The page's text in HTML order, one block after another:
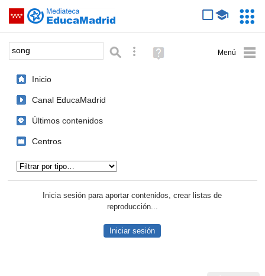
Saltar navegación
Palabra o frase: Búsqueda avanzada
Ayuda
(en
Inicio
Canal EducaMadrid
Últimos contenidos
Centros
Inicia sesión para aportar contenidos, crear listas de
reproducción...
Iniciar sesión